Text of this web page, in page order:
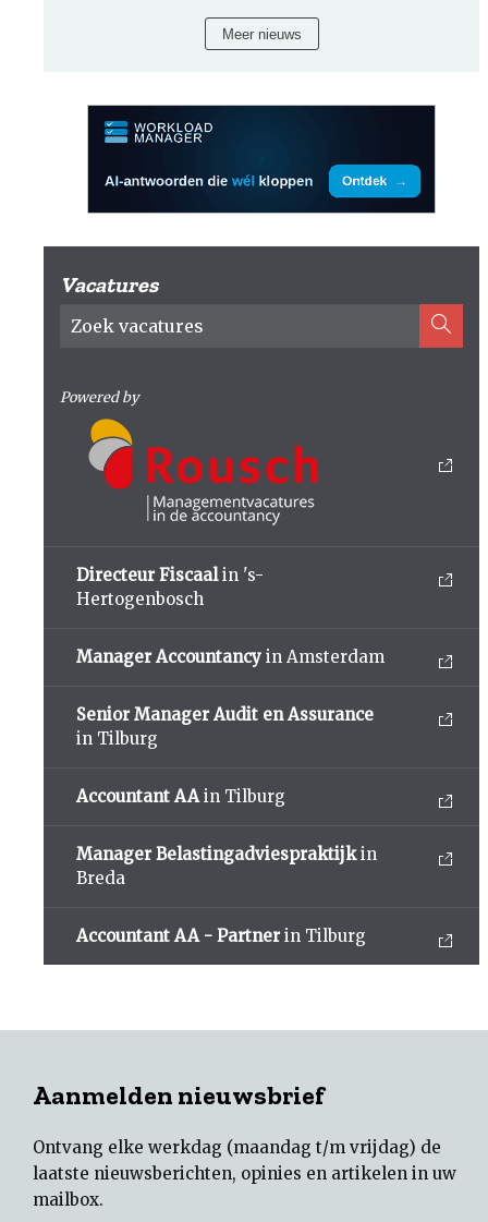
Meer nieuws
Vacatures
Powered by
Directeur Fiscaalin 's-
Hertogenbosch
Manager Accountancy in Amsterdam
Senior Manager Audit en Assurance
in Tilburg
Accountant AAin Tilburg
Manager Belastingadviespraktijkin
Breda
Accountant AA - Partner in Tilburg
Aanmelden nieuwsbrief
Ontvang elke werkdag (maandag t/m vrijdag) de
laatste nieuwsberichten, opinies en artikelen in uw
mailbox.